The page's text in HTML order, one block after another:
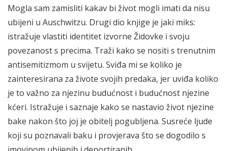
Mogla sam zamisliti kakav bi život mogli imati da nisu
ubijeni u Auschwitzu. Drugi dio knjige je jaki miks:
istražuje vlastiti identitet izvorne Židovke i svoju
povezanost s precima. Traži kako se nositi s trenutnim
antisemitizmom u svijetu. Sviđa mi se koliko je
zainteresirana za živote svojih predaka, jer uviđa koliko
je to važno za njezinu budućnost i budućnost njezine
kćeri. Istražuje i saznaje kako se nastavio život njezine
bake nakon što joj je obitelj pogubljena. Susreće ljude
koji su poznavali baku i provjerava što se dogodilo s